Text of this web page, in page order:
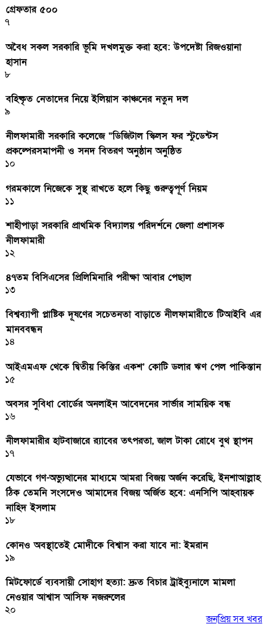
গ্রেফতার ৫০০
৭
অবৈধ সকল সরকারি ভূমি দখলমুক্ত করা হবে: উপদেষ্টা রিজওয়ানা
হাসান
৮
বহিষ্কৃত নেতাদের নিয়ে ইলিয়াস কাঞ্চনের নতুন দল
৯
নীলফামারী সরকারি কলেজে “ডিজিটাল স্কিলস ফর স্টুডেন্টস
প্রকল্পেরসমাপনী ও সনদ বিতরণ অনুষ্ঠান অনুষ্ঠিত
১০
গরমকালে নিজেকে সুস্থ রাখতে হলে কিছু গুরুত্বপূর্ণ নিয়ম
১১
শাহীপাড়া সরকারি প্রাথমিক বিদ্যালয় পরিদর্শনে জেলা প্রশাসক
নীলফামারী
১২
৪৭তম বিসিএসের প্রিলিমিনারি পরীক্ষা আবার পেছাল
১৩
বিশ্বব্যাপী প্লাষ্টিক দূষণের সচেতনতা বাড়াতে নীলফামারীতে টিআইবি এর
মানববন্ধন
১৪
আইএমএফ থেকে দ্বিতীয় কিস্তির একশ’ কোটি ডলার ঋণ পেল পাকিস্তান
১৫
অবসর সুবিধা বোর্ডের অনলাইন আবেদনের সার্ভার সাময়িক বন্ধ
১৬
নীলফামারীর হাটবাজারে র‌্যাবের তৎপরতা, জাল টাকা রোধে বুথ স্থাপন
১৭
যেভাবে গণ-অভ্যুত্থানের মাধ্যমে আমরা বিজয় অর্জন করেছি, ইনশাআল্লাহ
ঠিক তেমনি সংসদেও আমাদের বিজয় অর্জিত হবে: এনসিপি আহবায়ক
নাহিদ ইসলাম
১৮
কোনও অবস্থাতেই মোদীকে বিশ্বাস করা যাবে না: ইমরান
১৯
মিটফোর্ডে ব্যবসায়ী সোহাগ হত্যা: দ্রুত বিচার ট্রাইব্যুনালে মামলা
নেওয়ার আশ্বাস আসিফ নজরুলের
২০
জনপ্রিয় সব খবর